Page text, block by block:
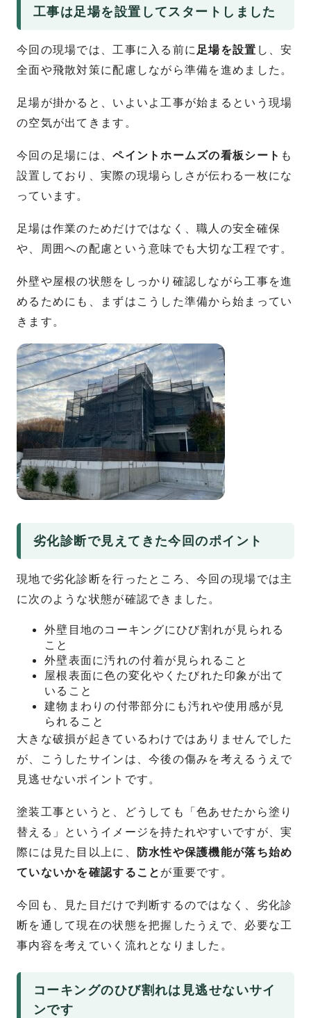
工事は足場を設置してスタートしました
今回の現場では、工事に入る前に足場を設置 し、安
全面や飛散対策に配慮しながら準備を進めました。
足場が掛かると、いよいよ工事が始まるという現場
の空気が出てきます。
今回の足場には、ペイントホームズの看板シート も
設置しており、実際の現場らしさが伝わる一枚にな
っています。
足場は作業のためだけではなく、職人の安全確保
や、周囲への配慮という意味でも大切な工程です。
外壁や屋根の状態をしっかり確認しながら工事を進
めるためにも、まずはこうした準備から始まってい
きます。
劣化診断で見えてきた今回のポイント
現地で劣化診断を行ったところ、今回の現場では主
に次のような状態が確認できました。
外壁目地のコーキングにひび割れが見られる
こと
外壁表面に汚れの付着が見られること
屋根表面に色の変化やくたびれた印象が出て
いること
建物まわりの付帯部分にも汚れや使用感が見
られること
大きな破損が起きているわけではありませんでした
が、こうしたサインは、今後の傷みを考えるうえで
見逃せないポイントです。
塗装工事というと、どうしても「色あせたから塗り
替える」というイメージを持たれやすいですが、実
際には見た目以上に、
防水性や保護機能が落ち始め
ていないかを確認すること が重要です。
今回も、見た目だけで判断するのではなく、劣化診
断を通して現在の状態を把握したうえで、必要な工
事内容を考えていく流れとなりました。
コーキングのひび割れは見逃せないサイ
ンです